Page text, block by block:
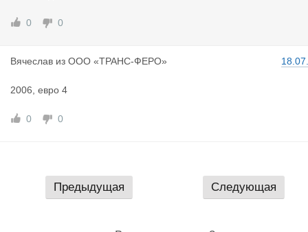
0 0
Вячеслав из ООО «ТРАНС-ФЕРО»
2006, евро 4
0 0
Предыдущая Следующая